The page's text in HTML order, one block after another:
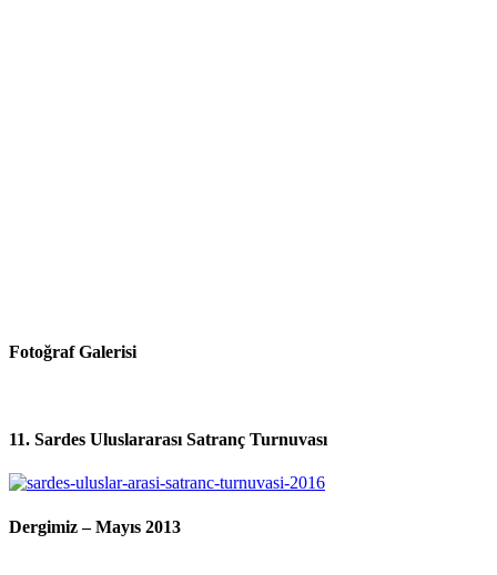
Fotoğraf Galerisi
11. Sardes Uluslararası Satranç Turnuvası
Dergimiz – Mayıs 2013